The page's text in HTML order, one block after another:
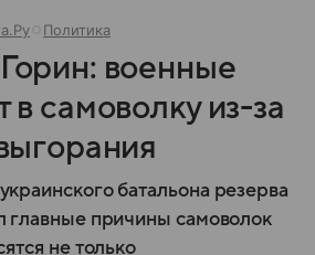
Политика
военные
в самоволку из-за
батальона резерва
главные причины самоволок
не только